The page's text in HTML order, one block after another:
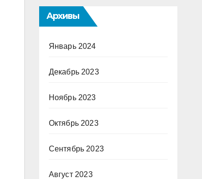
Архивы
Январь 2024
Декабрь 2023
Ноябрь 2023
Октябрь 2023
Сентябрь 2023
Август 2023